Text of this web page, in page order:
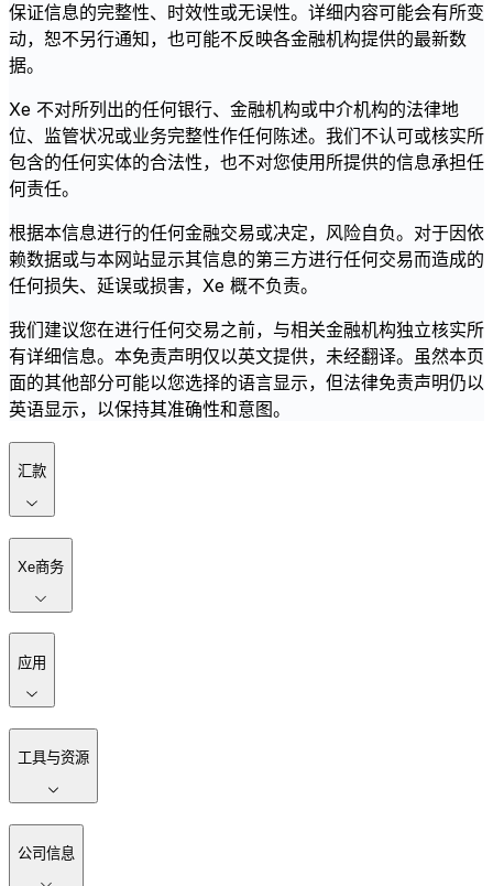
保证信息的完整性、时效性或无误性。详细内容可能会有所变
动，恕不另行通知，也可能不反映各金融机构提供的最新数
据。
Xe 不对所列出的任何银行、金融机构或中介机构的法律地
位、监管状况或业务完整性作任何陈述。我们不认可或核实所
包含的任何实体的合法性，也不对您使用所提供的信息承担任
何责任。
根据本信息进行的任何金融交易或决定，风险自负。对于因依
赖数据或与本网站显示其信息的第三方进行任何交易而造成的
任何损失、延误或损害，Xe 概不负责。
我们建议您在进行任何交易之前，与相关金融机构独立核实所
有详细信息。本免责声明仅以英文提供，未经翻译。虽然本页
面的其他部分可能以您选择的语言显示，但法律免责声明仍以
英语显示，以保持其准确性和意图。
汇款
Xe商务
应用
工具与资源
公司信息